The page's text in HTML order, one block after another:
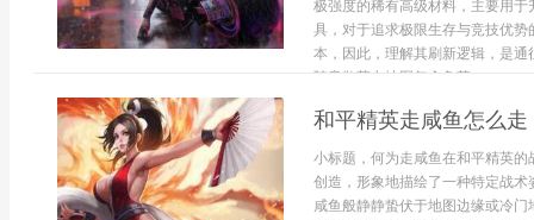
极强度的稀有高级材料，主要用
具，对于追求极限生存与竞技优
本，因此，理解其刷新逻辑，是
随意散落在地图每个角落，...
和平精英走咸鱼怎么
小标题，何为走咸鱼在和平精英
创造，形象地描绘了一种特定战
咸鱼般静静蛰伏于地图边缘或冷